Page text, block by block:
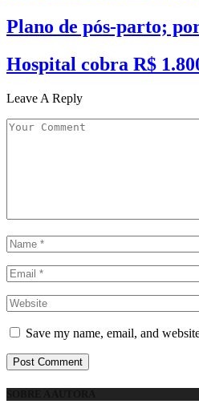
Plano de pós-parto;
Hospital cobra R$
Leave A Reply
Save my name, email, and